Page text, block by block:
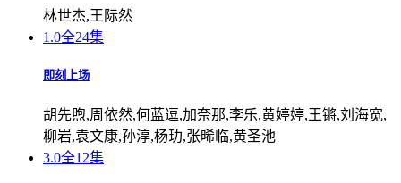
林世杰,王际然
1.0全24集
即刻上场
胡先煦,周依然,何蓝逗,加奈那,李乐,黄婷婷,王锵,刘海宽,
柳岩,袁文康,孙淳,杨玏,张晞临,黄圣池
3.0全12集